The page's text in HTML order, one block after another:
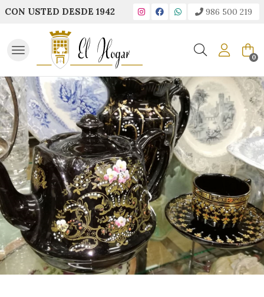
CON USTED DESDE 1942 986 500 219
Buscar 0